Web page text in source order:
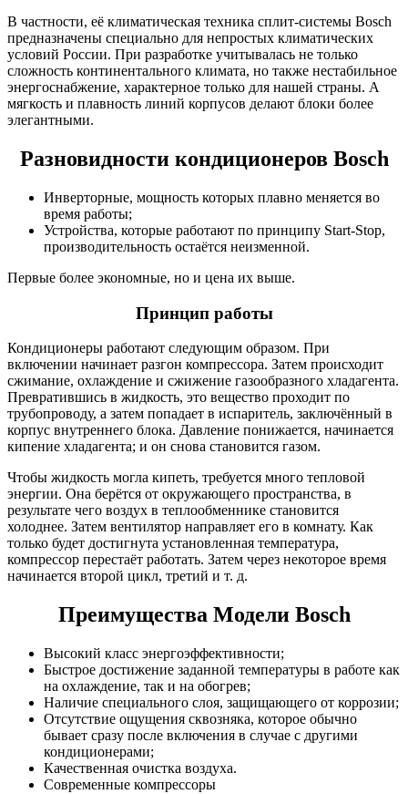
В частности, её климатическая техника сплит-системы Bosch
предназначены специально для непростых климатических
условий России. При разработке учитывалась не только
сложность континентального климата, но также нестабильное
энергоснабжение, характерное только для нашей страны. А
мягкость и плавность линий корпусов делают блоки более
элегантными.
Разновидности кондиционеров Bosch
Инверторные, мощность которых плавно меняется во
время работы;
Устройства, которые работают по принципу Start-Stop,
производительность остаётся неизменной.
Первые более экономные, но и цена их выше.
Принцип работы
Кондиционеры работают следующим образом. При
включении начинает разгон компрессора. Затем происходит
сжимание, охлаждение и сжижение газообразного хладагента.
Превратившись в жидкость, это вещество проходит по
трубопроводу, а затем попадает в испаритель, заключённый в
корпус внутреннего блока. Давление понижается, начинается
кипение хладагента; и он снова становится газом.
Чтобы жидкость могла кипеть, требуется много тепловой
энергии. Она берётся от окружающего пространства, в
результате чего воздух в теплообменнике становится
холоднее. Затем вентилятор направляет его в комнату. Как
только будет достигнута установленная температура,
компрессор перестаёт работать. Затем через некоторое время
начинается второй цикл, третий и т. д.
Преимущества Модели Bosch
Высокий класс энергоэффективности;
Быстрое достижение заданной температуры в работе как
на охлаждение, так и на обогрев;
Наличие специального слоя, защищающего от коррозии;
Отсутствие ощущения сквозняка, которое обычно
бывает сразу после включения в случае с другими
кондиционерами;
Качественная очистка воздуха.
Современные компрессоры